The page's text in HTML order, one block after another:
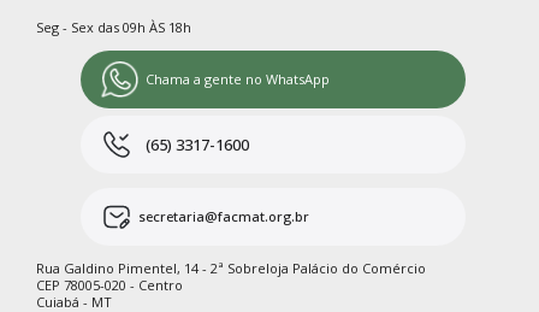
Seg - Sex das 09h ÀS 18h
Chama a gente no WhatsApp
(65) 3317-1600
secretaria@facmat.org.br
Rua Galdino Pimentel, 14 - 2ª Sobreloja Palácio do Comércio
CEP 78005-020 - Centro
Cuiabá - MT